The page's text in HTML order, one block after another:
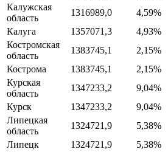
Калужская
область
1316989,0 4,59%
Калуга
1357071,3 4,93%
Костромская
область
1383745,1 2,15%
Кострома
1383745,1 2,15%
Курская
область
1347233,2 9,04%
Курск
1347233,2 9,04%
Липецкая
область
1324721,9 5,38%
Липецк
1324721,9 5,38%